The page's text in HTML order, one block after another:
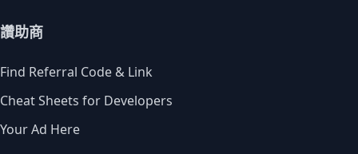
讚助商
Find Referral Code & Link
Cheat Sheets for Developers
Your Ad Here